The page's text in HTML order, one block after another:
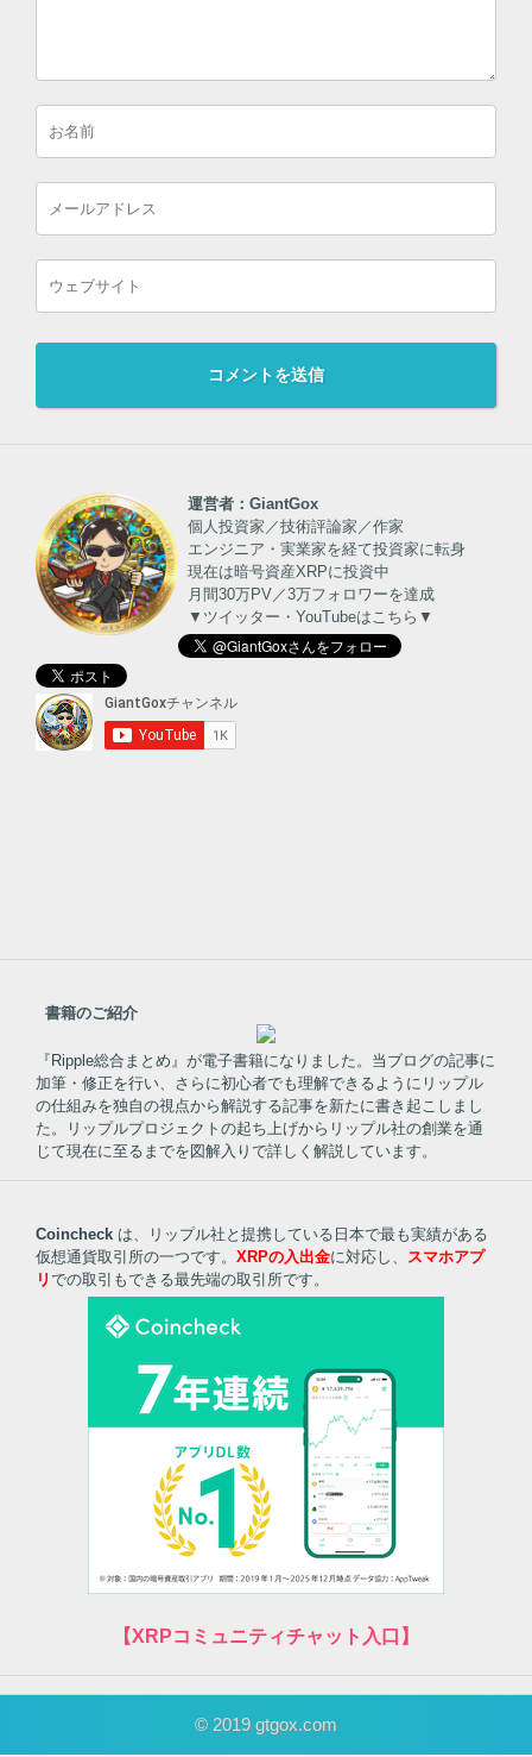
運営者：GiantGox
個人投資家／技術評論家／作家
エンジニア・実業家を経て投資家に転身
現在は暗号資産XRPに投資中
月間30万PV／3万フォロワーを達成
▼ツイッター・YouTubeはこちら▼
書籍のご紹介
『Ripple総合まとめ』が電子書籍になりました。当ブログの記事に
加筆・修正を行い、さらに初心者でも理解できるようにリップル
の仕組みを独自の視点から解説する記事を新たに書き起こしまし
た。リップルプロジェクトの起ち上げからリップル社の創業を通
じて現在に至るまでを図解入りで詳しく解説しています。
Coincheck は、リップル社と提携している日本で最も実績がある
仮想通貨取引所の一つです。 XRPの入出金に対応し、
スマホアプ
リでの取引もできる最先端の取引所です。
【XRPコミュニティチャット入口】
© 2019 gtgox.com